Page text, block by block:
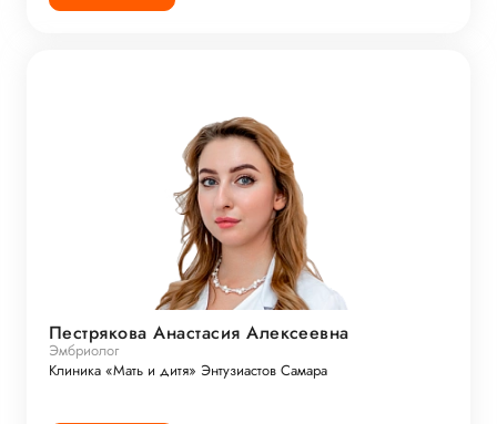
Пестрякова Анастасия Алексеевна
Эмбриолог
Клиника «Мать и дитя» Энтузиастов Самара